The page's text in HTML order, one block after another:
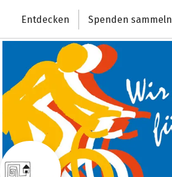
Deutschlands größte Spendenplattform
Entdecken Spenden sammeln